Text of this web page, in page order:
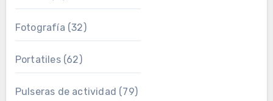
Fotografía (32)
Portatiles(62)
Pulseras de actividad (79)